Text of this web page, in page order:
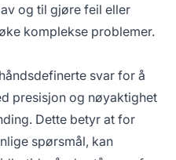
og til gjøre feil eller
komplekse problemer.
svar for å
presisjon og nøyaktighet
Dette betyr at for
spørsmål, kan